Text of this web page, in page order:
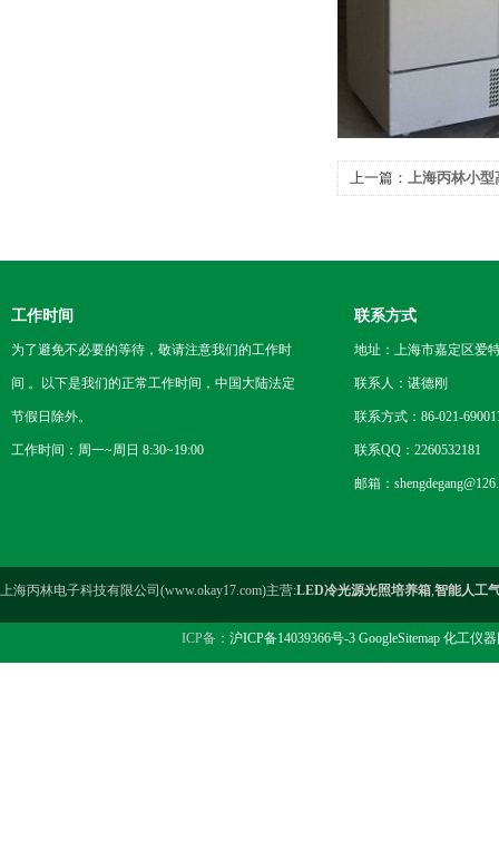
上一篇： 上海丙林小型
工作时间
为了避免不必要的等待，敬请注意我们的工作时
间 。以下是我们的正常工作时间，中国大陆法定
节假日除外。
工作时间：周一~周日 8:30~19:00
联系方式
地址：上海市嘉定区爱
联系人：谌德刚
联系方式：86-021-
联系QQ：2260532181
邮箱：
上海丙林电子科技有限公司(www.okay17.com)主营:LED冷光源光照培养箱,智能人工
ICP备： 沪ICP备14039366号-3 GoogleSitemap 化工仪